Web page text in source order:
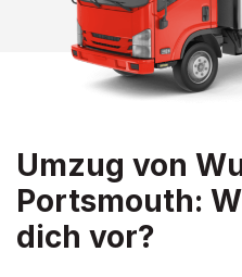
Umzug von
Portsmouth:
dich vor?